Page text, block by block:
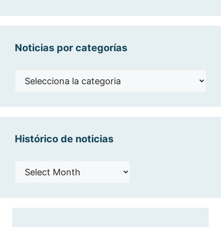
Noticias por categorías
Noticias
Histórico de noticias
Histórico